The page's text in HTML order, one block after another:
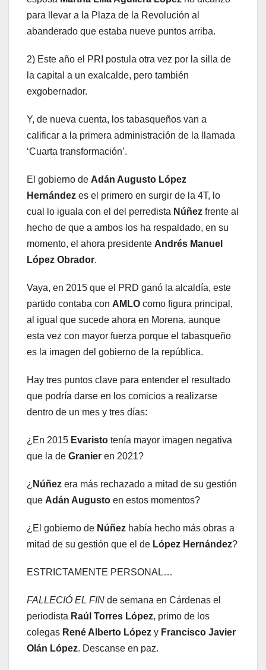
para llevar a la Plaza de la Revolución al
abanderado que estaba nueve puntos arriba.
2) Este año el PRI postula otra vez por la silla de
la capital a un exalcalde, pero también
exgobernador.
Y, de nueva cuenta, los tabasqueños van a
calificar a la primera administración de la llamada
‘Cuarta transformación’.
El gobierno de Adán Augusto López
Hernández es el primero en surgir de la 4T, lo
cual lo iguala con el del perredista Núñez frente al
hecho de que a ambos los ha respaldado, en su
momento, el ahora presidente Andrés Manuel
López Obrador.
Vaya, en 2015 que el PRD ganó la alcaldía, este
partido contaba con AMLO como figura principal,
al igual que sucede ahora en Morena, aunque
esta vez con mayor fuerza porque el tabasqueño
es la imagen del gobierno de la república.
Hay tres puntos clave para entender el resultado
que podría darse en los comicios a realizarse
dentro de un mes y tres días:
¿En 2015 Evaristo tenía mayor imagen negativa
que la de Granier en 2021?
¿ Núñez era más rechazado a mitad de su gestión
que Adán Augusto en estos momentos?
¿El gobierno de Núñez había hecho más obras a
mitad de su gestión que el de López Hernández?
ESTRICTAMENTE PERSONAL…
FALLECIÓ EL FIN de semana en Cárdenas el
periodista Raúl Torres López, primo de los
colegas René Alberto López y Francisco Javier
Olán López. Descanse en paz.